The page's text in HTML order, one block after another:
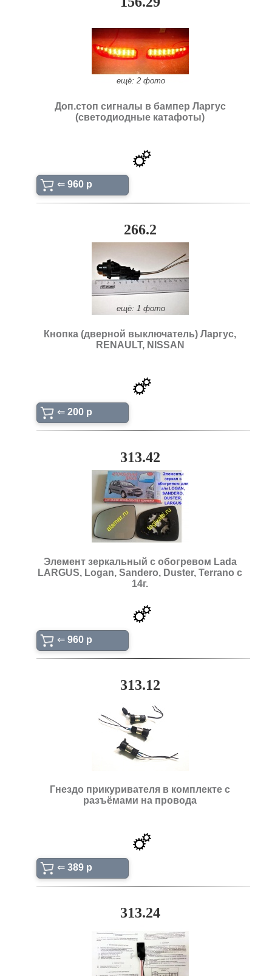
ещё: 2 фото
Доп.стоп сигналы в бампер Ларгус
(светодиодные катафоты)
⇐ 960 p
266.2
ещё: 1 фото
Кнопка (дверной выключатель) Ларгус,
RENAULT, NISSAN
⇐ 200 p
313.42
Элемент зеркальный с обогревом Lada
LARGUS, Logan, Sandero, Duster, Terrano c
14г.
⇐ 960 p
313.12
Гнездо прикуривателя в комплекте с
разъёмами на провода
⇐ 389 p
313.24